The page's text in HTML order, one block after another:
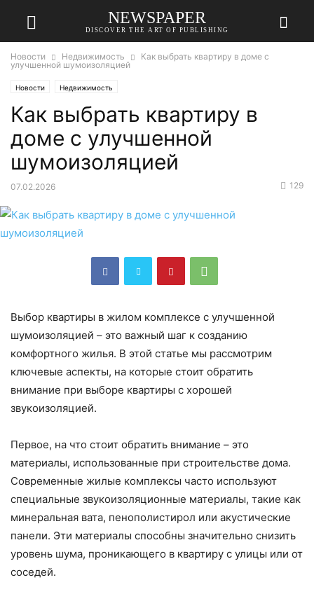
NEWSPAPER
DISCOVER THE ART OF PUBLISHING
Новости Недвижимость
Как выбрать квартиру в доме с
улучшенной шумоизоляцией
Новости Недвижимость
Как выбрать квартиру в
доме с улучшенной
шумоизоляцией
07.02.2026 129
Выбор квартиры в жилом комплексе с улучшенной
шумоизоляцией – это важный шаг к созданию
комфортного жилья. В этой статье мы рассмотрим
ключевые аспекты, на которые стоит обратить
внимание при выборе квартиры с хорошей
звукоизоляцией.
Первое, на что стоит обратить внимание – это
материалы, использованные при строительстве дома.
Современные жилые комплексы часто используют
специальные звукоизоляционные материалы, такие как
минеральная вата, пенополистирол или акустические
панели. Эти материалы способны значительно снизить
уровень шума, проникающего в квартиру с улицы или от
соседей.